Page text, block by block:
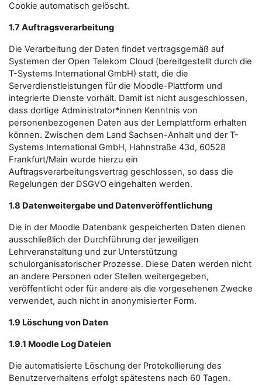
Cookie automatisch gelöscht.
1.7 Auftragsverarbeitung
Die Verarbeitung der Daten findet vertragsgemäß auf
Systemen der Open Telekom Cloud (bereitgestellt durch die
T-Systems International GmbH) statt, die die
Serverdienstleistungen für die Moodle-Plattform und
integrierte Dienste vorhält. Damit ist nicht ausgeschlossen,
dass dortige Administrator*innen Kenntnis von
personenbezogenen Daten aus der Lernplattform erhalten
können. Zwischen dem Land Sachsen-Anhalt und der T-
Systems International GmbH, Hahnstraße 43d, 60528
Frankfurt/Main wurde hierzu ein
Auftragsverarbeitungsvertrag geschlossen, so dass die
Regelungen der DSGVO eingehalten werden.
1.8 Datenweitergabe und Datenveröffentlichung
Die in der Moodle Datenbank gespeicherten Daten dienen
ausschließlich der Durchführung der jeweiligen
Lehrveranstaltung und zur Unterstützung
schulorganisatorischer Prozesse. Diese Daten werden nicht
an andere Personen oder Stellen weitergegeben,
veröffentlicht oder für andere als die vorgesehenen Zwecke
verwendet, auch nicht in anonymisierter Form.
1.9 Löschung von Daten
1.9.1 Moodle Log Dateien
Die automatisierte Löschung der Protokollierung des
Benutzerverhaltens erfolgt spätestens nach 60 Tagen.